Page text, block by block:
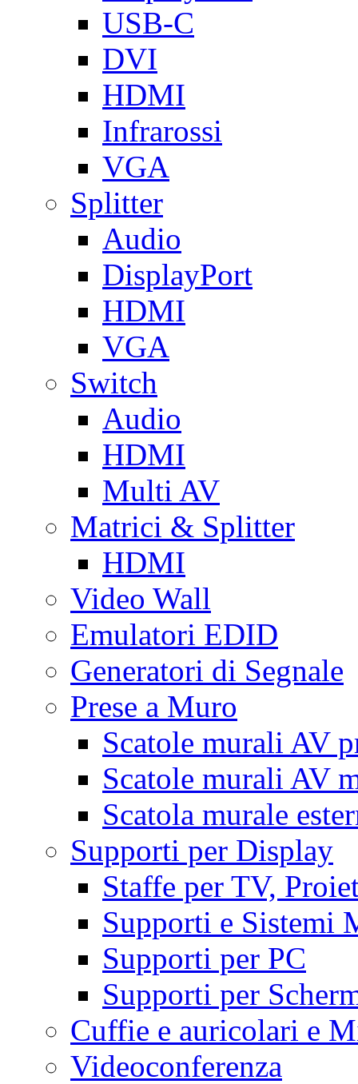
USB-C
DVI
HDMI
Infrarossi
VGA
Splitter
Audio
DisplayPort
HDMI
VGA
Switch
Audio
HDMI
Multi AV
Matrici & Splitter
HDMI
Video Wall
Emulatori EDID
Generatori di Segnale
Prese a Muro
Scatole murali AV
Scatole murali AV
Scatola murale
Supporti per Display
Staffe per TV,
Supporti e Sistemi
Supporti per PC
Supporti per
Cuffie e auricolari e
Videoconferenza